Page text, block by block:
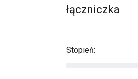
łączniczka
Stopień: